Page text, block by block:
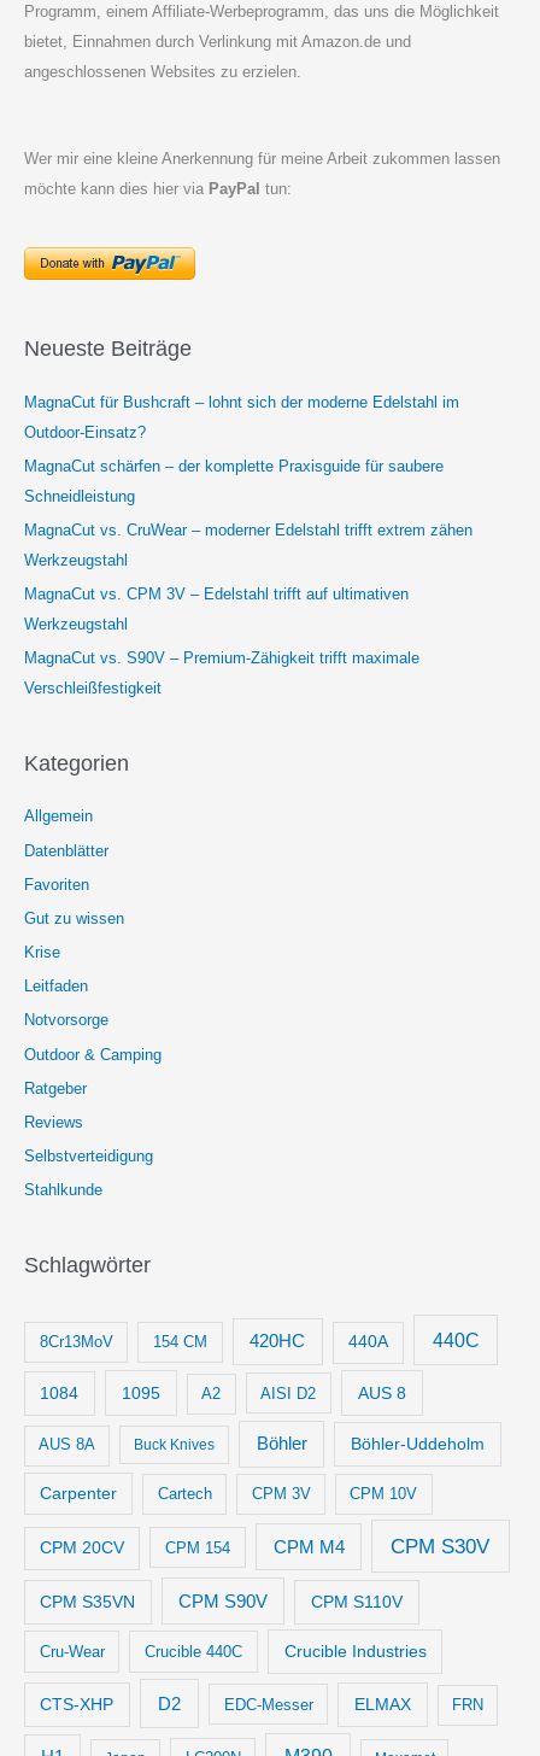
Programm, einem Affiliate-Werbeprogramm, das uns die Möglichkeit
bietet, Einnahmen durch Verlinkung mit Amazon.de und
angeschlossenen Websites zu erzielen.
Wer mir eine kleine Anerkennung für meine Arbeit zukommen lassen
möchte kann dies hier via PayPal tun:
Neueste Beiträge
MagnaCut für Bushcraft – lohnt sich der moderne Edelstahl im
Outdoor-Einsatz?
MagnaCut schärfen – der komplette Praxisguide für saubere
Schneidleistung
MagnaCut vs. CruWear – moderner Edelstahl trifft extrem zähen
Werkzeugstahl
MagnaCut vs. CPM 3V – Edelstahl trifft auf ultimativen
Werkzeugstahl
MagnaCut vs. S90V – Premium-Zähigkeit trifft maximale
Verschleißfestigkeit
Kategorien
Allgemein
Datenblätter
Favoriten
Gut zu wissen
Krise
Leitfaden
Notvorsorge
Outdoor & Camping
Ratgeber
Reviews
Selbstverteidigung
Stahlkunde
Schlagwörter
8Cr13MoV 154 CM 420HC 440A 440C
1084 1095 A2 AISI D2 AUS 8
AUS 8A Buck Knives Böhler Böhler-Uddeholm
Carpenter Cartech CPM 3V CPM 10V
CPM 20CV CPM 154 CPM M4 CPM S30V
CPM S35VN CPM S90V CPM S110V
Cru-Wear Crucible 440C Crucible Industries
CTS-XHP D2 EDC-Messer ELMAX FRN